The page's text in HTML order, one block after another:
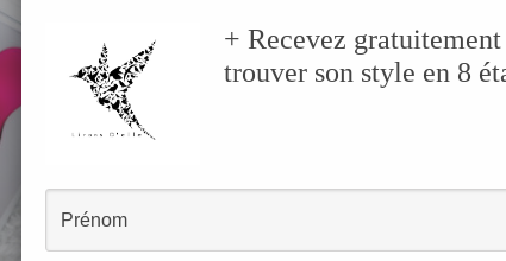
+ Recevez
trouver son style en 8